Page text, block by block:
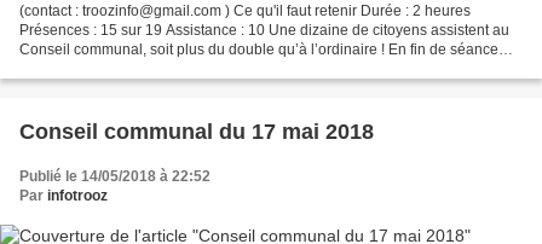
(contact : troozinfo@gmail.com ) Ce qu'il faut retenir Durée : 2 heures
Présences : 15 sur 19 Assistance : 10 Une dizaine de citoyens assistent au
Conseil communal, soit plus du double qu’à l’ordinaire ! En fin de séance
Conseil communal du 17 mai 2018
Publié le 14/05/2018 à 22:52
Par infotrooz